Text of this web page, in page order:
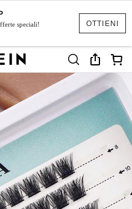
OTTIENI
speciali!